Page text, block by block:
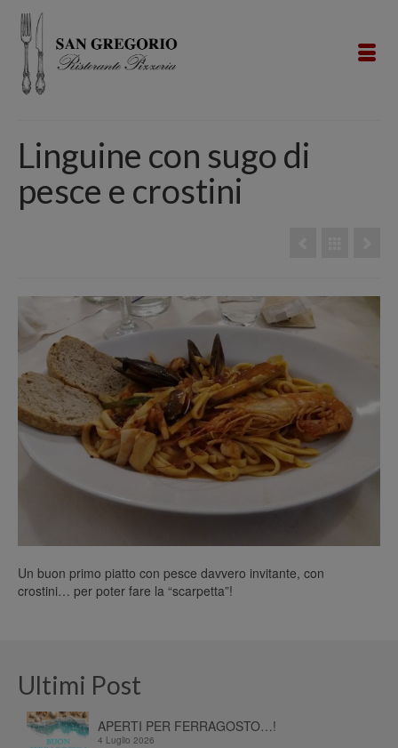
Linguine con sugo di
pesce e crostini
Un buon primo piatto con pesce davvero invitante, con
crostini… per poter fare la “scarpetta”!
Ultimi Post
APERTI PER FERRAGOSTO…!
4 Luglio 2026